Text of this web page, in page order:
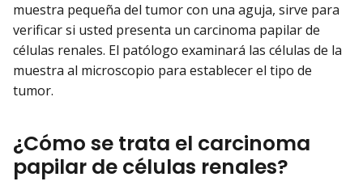
muestra pequeña del tumor con una aguja, sirve para
verificar si usted presenta un carcinoma papilar de
células renales. El patólogo examinará las células de la
muestra al microscopio para establecer el tipo de
tumor.
¿Cómo se trata el carcinoma
papilar de células renales?